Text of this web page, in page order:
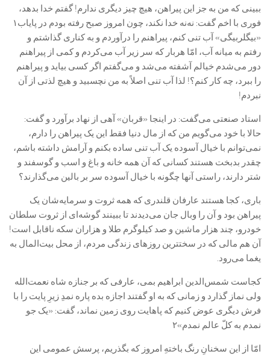
ببینی که من به جز این پیراهن، هیچ چیز دیگری ندارم! گفتم خدا بدهد،
فوری با اخم گفت: نه‌نه خدا نکند، چون امروز صبح رفته بودم در پایاب۱
«بیگلربیگی» آب تنی کنم، پیراهنم را درآوردم و به کناری گذاشتم و
رفتم به میانه آب، امّا هربار که سر زیر آب می‌کردم و کمی از پیراهنم
دور می‌شدم خیالم آشفته می‌شد و می‌گفتم اگر کسی بیاید و پیراهنم
را ببرد، چه کار کنم؟! لذا آب تنی اصلاً به من نچسبید و هیچ لذتی از آن
نبردم!
استاد صنعتی می‌گفت: در اینجا «قربان» آهی از نهاد برآورد و گفت:
حالا با خود می‌گویم من که از مال دنیا فقط این یک پیراهن را دارم،
نمی‌توانم با خیال آسوده یک آب تنی ساده بکنم و آرامش داشته باشم،
چقدر بدبخت هستند کسانی که آن همه خانه و باغ و اسب و گوسفند و
شتر دارند، راستی آنها چگونه با خیال آسوده سر بر بالین می‌گذارند؟
باری، کجا هستند عارفان قلندری که همه ثروت و سرمایه‌شان یک
پیراهن بود و آن را وبال جان می‌دیدند تا ببینند گوشه‌ای از ثروت سلطان
خودرو، چند هزار ماشین و صد کیلوگرم طلا و هزاران سکه ناقابل است!
آن هم مالی که در سختترین روزهای زندگی مردم، از محل بیت‌المال به
یغما می‌رود.‏
کجاست شمس‌الدین ابراهیم بمی، عارفی که بر جنازه شاه نعمت‌الله
ولی نماز گذارد و زمانی که به او گفتند اجازه بده پاره نمدِ زیرِ پایت را با
فرش دیگری عوض کنیم که پاهایت روی زمین نماند، گفت: «یک جو
نمدم به کلّ عالم نمدم»۲
امّا از این سخنانِ رنگ باختهِ امروز که بگذریم، پرسش عمومی این